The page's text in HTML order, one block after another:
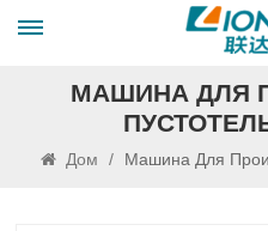
МАШИНА ДЛЯ
Дом / Машина Для